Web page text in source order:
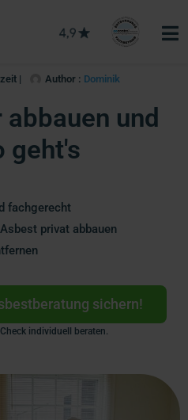
| Author : Dominik
und
geht's
fachgerecht
privat abbauen
sichern!
individuell beraten.